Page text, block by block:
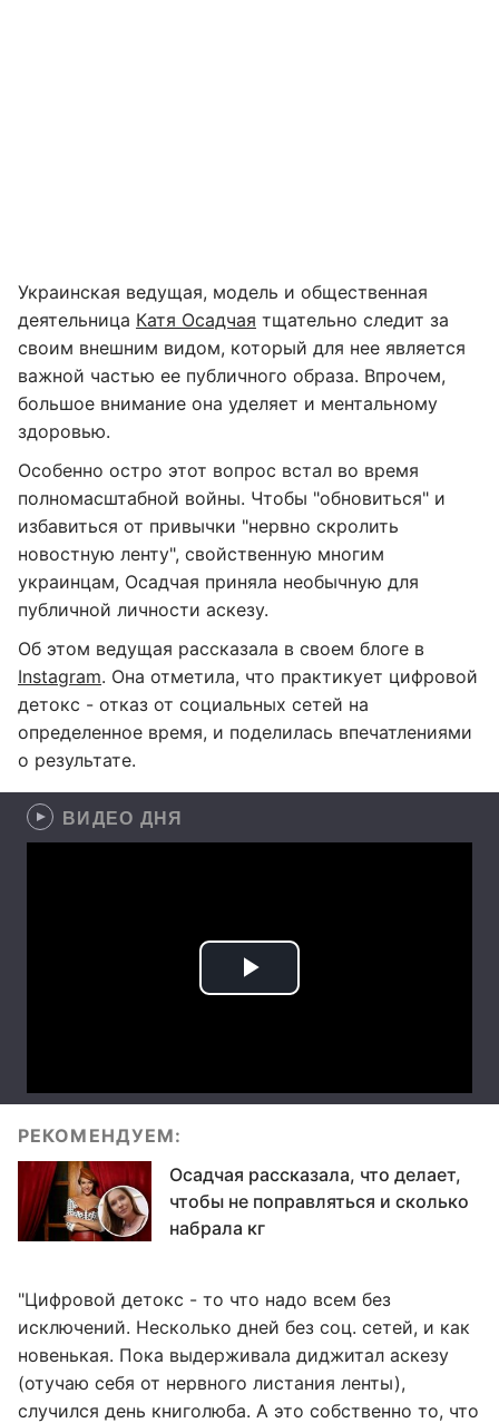
Украинская ведущая, модель и общественная
деятельница Катя Осадчая тщательно следит за
своим внешним видом, который для нее является
важной частью ее публичного образа. Впрочем,
большое внимание она уделяет и ментальному
здоровью.
Особенно остро этот вопрос встал во время
полномасштабной войны. Чтобы "обновиться" и
избавиться от привычки "нервно скролить
новостную ленту", свойственную многим
украинцам, Осадчая приняла необычную для
публичной личности аскезу.
Об этом ведущая рассказала в своем блоге в
Instagram. Она отметила, что практикует цифровой
детокс - отказ от социальных сетей на
определенное время, и поделилась впечатлениями
о результате.
ВИДЕО ДНЯ
РЕКОМЕНДУЕМ:
Осадчая рассказала, что делает,
чтобы не поправляться и сколько
набрала кг
"Цифровой детокс - то что надо всем без
исключений. Несколько дней без соц. сетей, и как
новенькая. Пока выдерживала диджитал аскезу
(отучаю себя от нервного листания ленты),
случился день книголюба. А это собственно то, что